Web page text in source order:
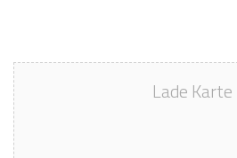
Lade Karte